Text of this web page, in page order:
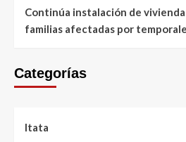
Continúa instalación de
familias afectadas por
Categorías
Itata